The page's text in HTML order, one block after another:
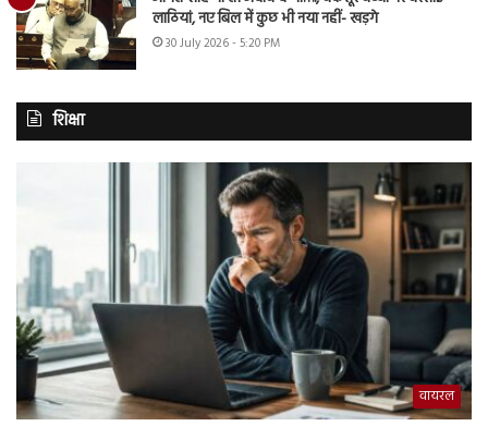
लाठियां, नए बिल में कुछ भी नया नहीं- खड़गे
30 July 2026 - 5:20 PM
शिक्षा
वायरल